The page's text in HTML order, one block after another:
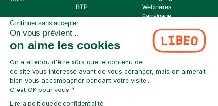
Libeo, société par actions simplifiée immatriculée au RCS de Créteil, dont le siège social
est situé au 112 Avenue de Paris, 94300 Vincennes, est enregistré auprès de l’Organisme
pour le Registre Unique des Intermédiaires en assurance, banque et finance (ORIAS) sous
le numéro 220 063 49 en tant que (i) courtier en opérations de banque et en services de
paiement (COBSP) et (ii) mandataire non exclusif en opération de Banque et Service de
Paiement (MOBSP) de la société SWAN (SIREN: 853 827 103). Les immatriculations COBSP
et MOBSP peuvent être vérifiées à tout moment sur le répertoire ORIAS accessible à
l’adresse suivante :
https://www.orias.fr/
BTP
Webinaires
Parrainage
Continuer sans accepter
On vous prévient...
on aime les cookies
On a attendu d'être sûrs que le contenu de
ce site vous intéresse avant de vous déranger, mais on aimerait
bien vous accompagner pendant votre visite...
C'est OK pour vous ?
Lire la politique de confidentialité